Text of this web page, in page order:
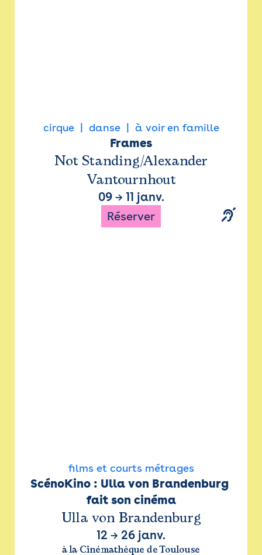
cirque danse à voir en famille
Frames
Not Standing/Alexander
Vantournhout
09→ 11 janv.
Réserver
films et courts métrages
ScénoKino : Ulla von Brandenburg
fait son cinéma
Ulla von Brandenburg
12 → 26 janv.
à la Cinémathèque de Toulouse